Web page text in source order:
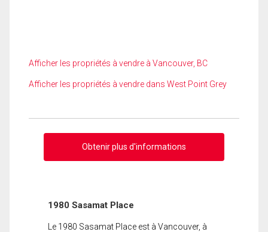
Afficher les propriétés à vendre à Vancouver, BC
Afficher les propriétés à vendre dans West Point Grey
Obtenir plus d'informations
1980 Sasamat Place
Le 1980 Sasamat Place est à Vancouver, à